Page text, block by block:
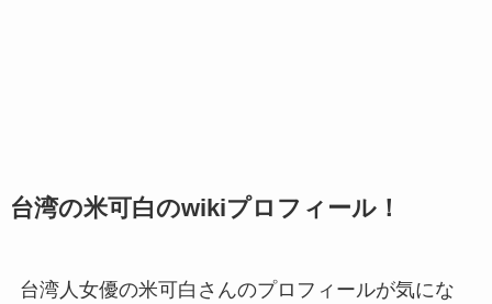
台湾の米可白のwikiプロフィール！
台湾人女優の米可白さんのプロフィールが気にな